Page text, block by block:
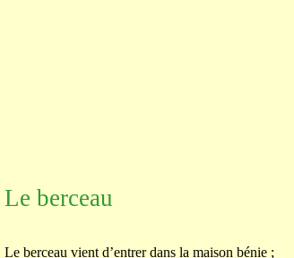
Le berceau
Le berceau vient d’entrer dans la maison bénie ;